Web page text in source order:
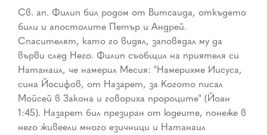
Св. ап. Филип бил родом от Витсаида, откъдето
били и апостолите Петър и Андрей.
Спасителят, като го видял, заповядал му да
върви след Него. Филип съобщил на приятеля си
Натанаил, че намерил Месия: "Намерихме Иисуса,
сина Йосифов, от Назарет, за Когото писал
Мойсей в Закона и говориха пророците" (Йоан
1:45). Назарет бил презиран от юдеите, понеже в
него живеели много езичници и Натанаил